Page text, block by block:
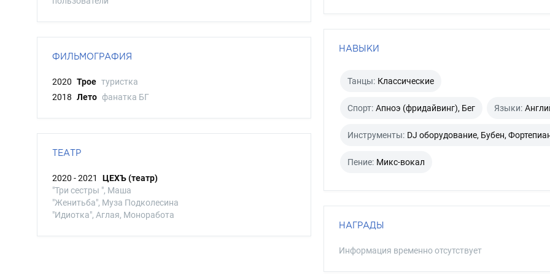
ФИЛЬМОГРАФИЯ
2020 Трое туристка
2018 Лето фанатка БГ
ТЕАТР
2020 - 2021
ЦЕХЪ (театр)
"Три сестры ", Маша
"Женитьба", Муза Подколесина
"Идиотка", Аглая, Моноработа
НАВЫКИ
Танцы: Классические
Спорт: Апноэ (фридайвинг), Бег Языки:
Инструменты: DJ оборудование, Бубен,
Пение: Микс-вокал
НАГРАДЫ
Информация временно отсутствует